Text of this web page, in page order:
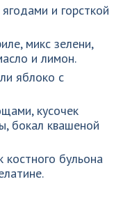
и горсткой
микс зелени,
и лимон.
яблоко с
кусочек
бокал квашеной
бульона